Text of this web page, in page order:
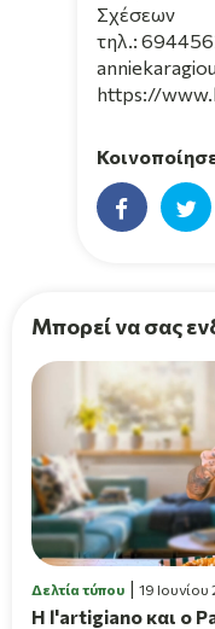
Σχέσεων
τηλ.:
https://
Μπορεί να σας
Δελτία τύπου 19 Ιουνίου
H l'artigiano και ο